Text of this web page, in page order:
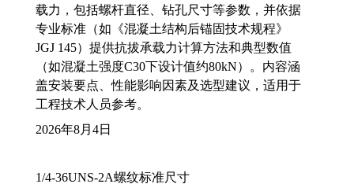
载力，包括螺杆直径、钻孔尺寸等参数，并依据
专业标准（如《混凝土结构后锚固技术规程》
JGJ 145）提供抗拔承载力计算方法和典型数值
（如混凝土强度C30下设计值约80kN）。内容涵
盖安装要点、性能影响因素及选型建议，适用于
工程技术人员参考。
2026年8月4日
1/4-36UNS-2A螺纹标准尺寸